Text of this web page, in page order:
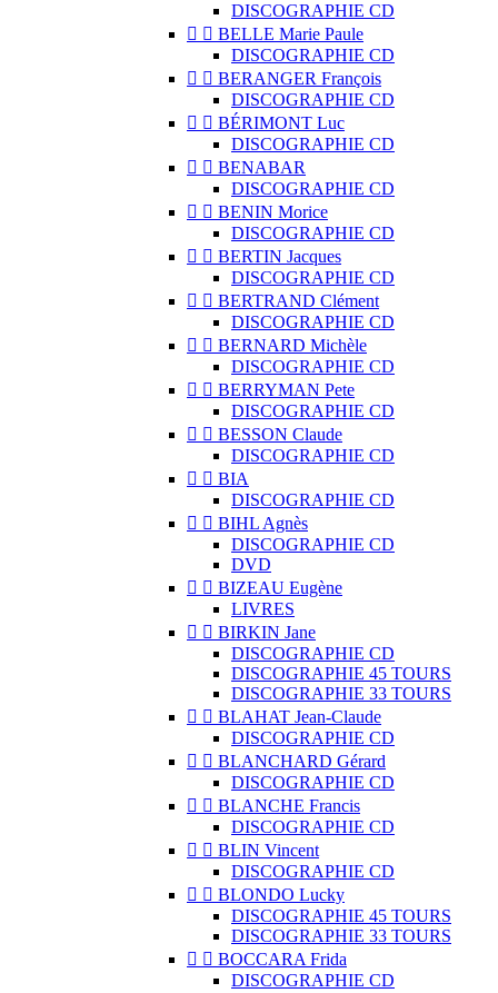
DISCOGRAPHIE CD
  BELLE Marie Paule
DISCOGRAPHIE CD
  BERANGER François
DISCOGRAPHIE CD
  BÉRIMONT Luc
DISCOGRAPHIE CD
  BENABAR
DISCOGRAPHIE CD
  BENIN Morice
DISCOGRAPHIE CD
  BERTIN Jacques
DISCOGRAPHIE CD
  BERTRAND Clément
DISCOGRAPHIE CD
  BERNARD Michèle
DISCOGRAPHIE CD
  BERRYMAN Pete
DISCOGRAPHIE CD
  BESSON Claude
DISCOGRAPHIE CD
  BIA
DISCOGRAPHIE CD
  BIHL Agnès
DISCOGRAPHIE CD
DVD
  BIZEAU Eugène
LIVRES
  BIRKIN Jane
DISCOGRAPHIE CD
DISCOGRAPHIE 45 TOURS
DISCOGRAPHIE 33 TOURS
  BLAHAT Jean-Claude
DISCOGRAPHIE CD
  BLANCHARD Gérard
DISCOGRAPHIE CD
  BLANCHE Francis
DISCOGRAPHIE CD
  BLIN Vincent
DISCOGRAPHIE CD
  BLONDO Lucky
DISCOGRAPHIE 45 TOURS
DISCOGRAPHIE 33 TOURS
  BOCCARA Frida
DISCOGRAPHIE CD